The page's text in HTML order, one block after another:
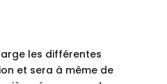
les différentes
et sera à même de